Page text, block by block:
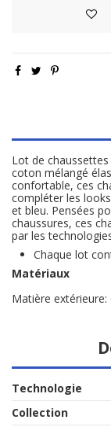
Lot de
coton mélangé
confortable, ces
compléter les
et bleu. Pensées
chaussures, ces
par les
Chaque lot
Matériaux
Matière extérieure:
Technologie
Collection